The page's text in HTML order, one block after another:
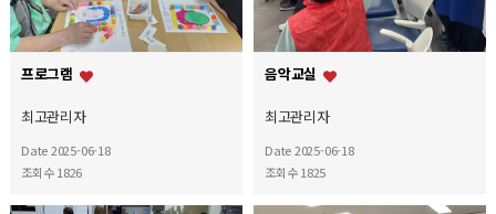
프로그램
최고관리자
Date 2025-06-18
조회수 1826
음악교실
최고관리자
Date 2025-06-18
조회수 1825